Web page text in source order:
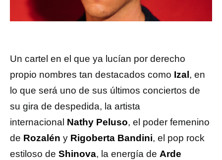
Un cartel en el que ya lucían por derecho
propio nombres tan destacados como Izal , en
lo que será uno de sus últimos conciertos de
su gira de despedida, la artista
internacional Nathy Peluso, el poder femenino
de Rozalén y Rigoberta Bandini, el pop rock
estiloso de Shinova, la energía de Arde